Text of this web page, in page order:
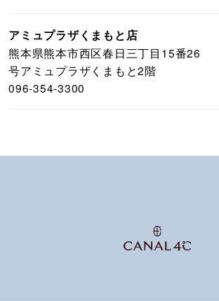
アミュプラザくまもと店
熊本県熊本市西区春日三丁目15番26
号アミュプラザくまもと2階
096-354-3300